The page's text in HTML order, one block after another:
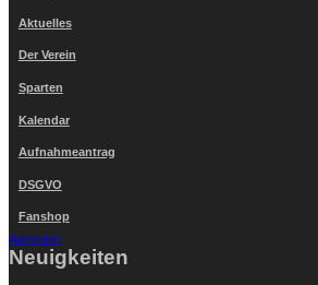
Aktuelles
Der Verein
Sparten
Kalendar
Aufnahmeantrag
DSGVO
Fanshop
Anmelden
Neuigkeiten